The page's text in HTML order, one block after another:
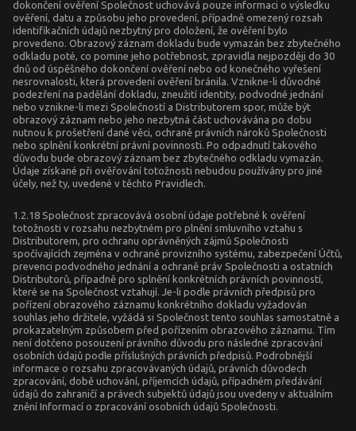
dokončení ověření Společnost uchovává pouze informaci o výsledku
ověření, datu a způsobu jeho provedení, případně omezený rozsah
identifikačních údajů nezbytný pro doložení, že ověření bylo
provedeno. Obrazový záznam dokladu bude vymazán bez zbytečného
odkladu poté, co pomine jeho potřebnost, zpravidla nejpozději do 30
dnů od úspěšného dokončení ověření nebo od konečného vyřešení
nesrovnalosti, která provedení ověření bránila. Vznikne-li důvodné
podezření na padělání dokladu, zneužití identity, podvodné jednání
nebo vznikne-li mezi Společností a Distributorem spor, může být
obrazový záznam nebo jeho nezbytná část uchovávána po dobu
nutnou k prošetření dané věci, ochraně právních nároků Společnosti
nebo splnění konkrétní právní povinnosti. Po odpadnutí takového
důvodu bude obrazový záznam bez zbytečného odkladu vymazán.
Údaje získané při ověřování totožnosti nebudou používány pro jiné
účely, než ty, uvedené v těchto Pravidlech.
1.2.18 Společnost zpracovává osobní údaje potřebné k ověření
totožnosti v rozsahu nezbytném pro plnění smluvního vztahu s
Distributorem, pro ochranu oprávněných zájmů Společnosti
spočívajících zejména v ochraně provizního systému, zabezpečení Účtů,
prevenci podvodného jednání a ochraně práv Společnosti a ostatních
Distributorů, případně pro splnění konkrétních právních povinností,
které se na Společnost vztahují. Je-li podle právních předpisů pro
pořízení obrazového záznamu konkrétního dokladu vyžadován
souhlas jeho držitele, vyžádá si Společnost tento souhlas samostatně a
prokazatelným způsobem před pořízením obrazového záznamu. Tím
není dotčeno posouzení právního důvodu pro následné zpracování
osobních údajů podle příslušných právních předpisů. Podrobnější
informace o rozsahu zpracovávaných údajů, právních důvodech
zpracování, době uchování, příjemcích údajů, případném předávání
údajů do zahraničí a právech subjektů údajů jsou uvedeny v aktuálním
znění Informací o zpracování osobních údajů Společnosti.